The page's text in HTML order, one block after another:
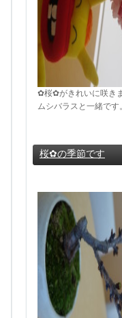
✿桜✿がきれいに咲き
ムシバラスと一緒です
桜✿の季節です